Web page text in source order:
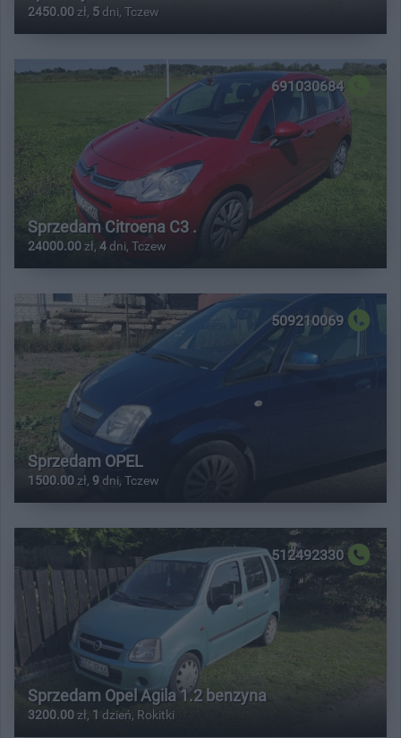
2450.00 zł, 5 dni, Tczew
691030684
Sprzedam Citroena C3 .
24000.00 zł, 4 dni, Tczew
509210069
Sprzedam OPEL
1500.00 zł, 9 dni, Tczew
512492330
Sprzedam Opel Agila 1.2 benzyna
3200.00 zł, 1 dzień, Rokitki